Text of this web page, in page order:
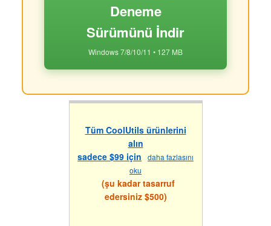
Deneme
Sürümünü İndir
Windows 7/8/10/11 • 127 MB
Tüm CoolUtils ürünlerini
alın
sadece $99 için
daha fazlasını
oku
(şu kadar tasarruf
edersiniz $500)